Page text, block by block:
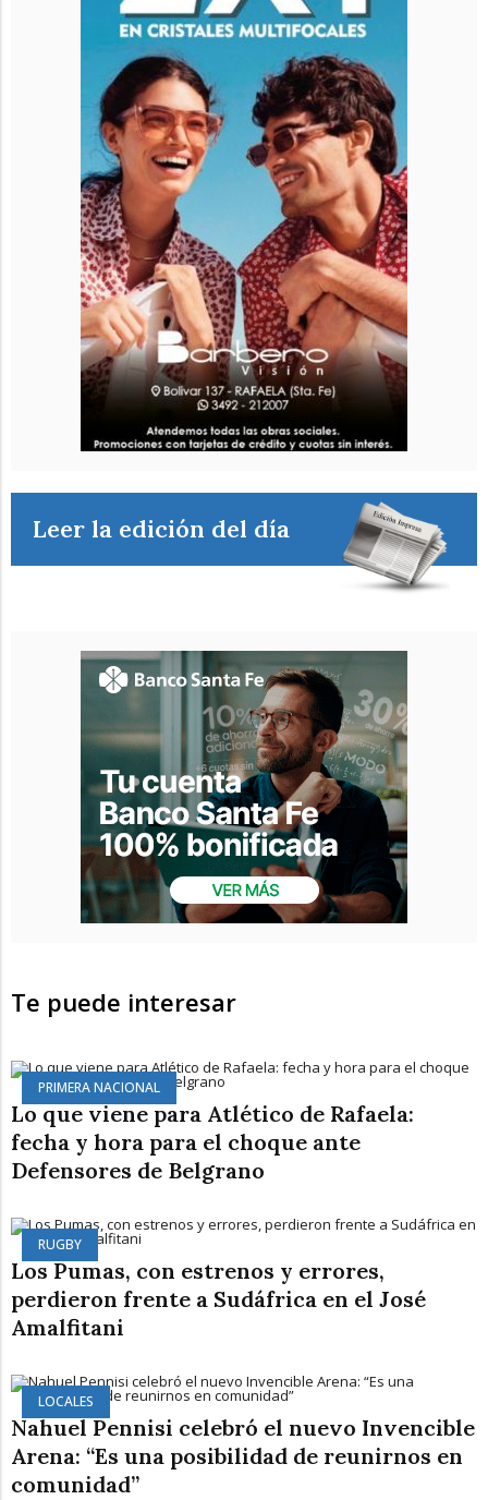
Leer la edición del día
Te puede interesar
PRIMERA NACIONAL
Lo que viene para Atlético de Rafaela:
fecha y hora para el choque ante
Defensores de Belgrano
RUGBY
Los Pumas, con estrenos y errores,
perdieron frente a Sudáfrica en el José
Amalfitani
LOCALES
Nahuel Pennisi celebró el nuevo Invencible
Arena: “Es una posibilidad de reunirnos en
comunidad”